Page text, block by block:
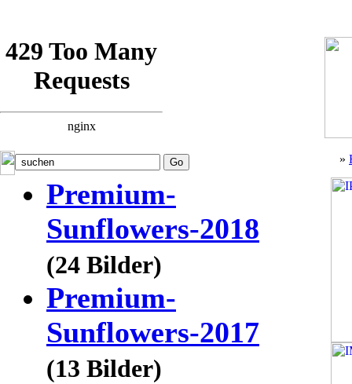
»
Premium-
Sunflowers-2018
(24 Bilder)
Premium-
Sunflowers-2017
(13 Bilder)